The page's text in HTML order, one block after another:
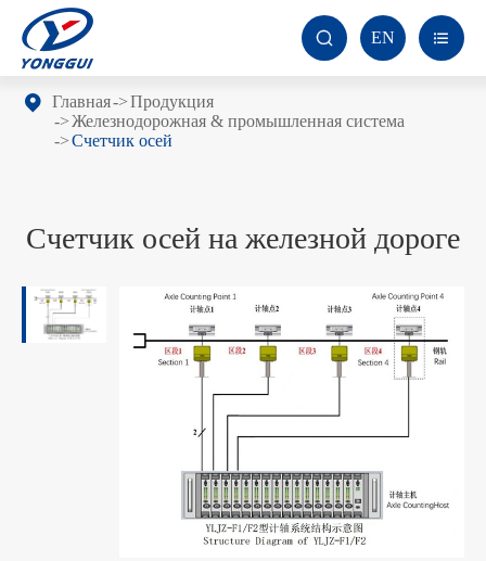
 EN 
Главная
Продукция
Железнодорожная & промышленная система
Счетчик осей
Счетчик осей на железной дороге